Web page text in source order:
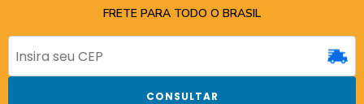
conteúdo
FRETE PARA TODO O BRASIL
CONSULTAR